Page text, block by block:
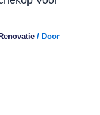
/ Door